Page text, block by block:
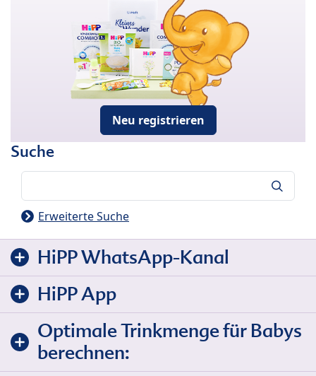
Neu registrieren
Suche
Erweiterte Suche
HiPP WhatsApp-Kanal
HiPP App
Optimale Trinkmenge für Babys
berechnen: